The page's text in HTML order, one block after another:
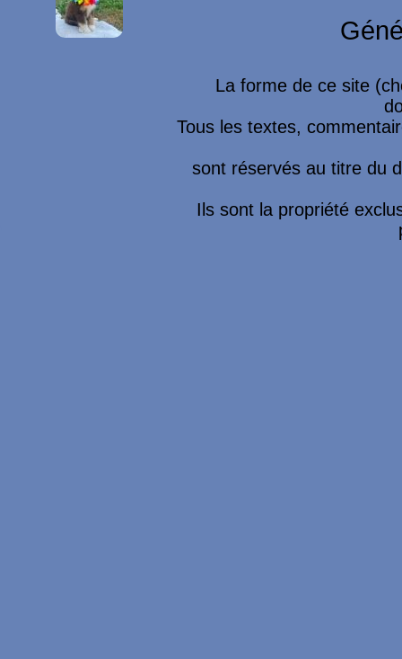
La forme de ce site
Tous les textes,
sont réservés au titre du
Ils sont la propriété